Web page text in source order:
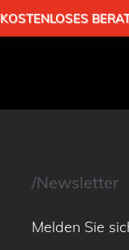
KOSTENLOSES
/Newsletter
Melden Sie